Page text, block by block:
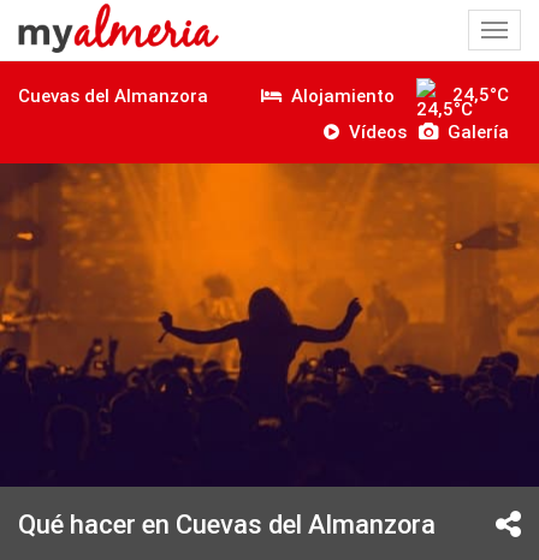
Cuevas del Almanzora Alojamiento
24,5°C
Vídeos
Galería
Qué hacer en Cuevas del Almanzora